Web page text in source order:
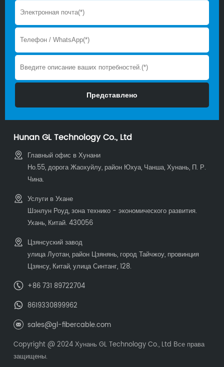
Hunan GL Technology Co., Ltd
Главный офис в Хунани
Но.55, дорога Жаохуйлу, район Юхуа, Чанша, Хунань, П. Р.
Чина.
Услуги в Ухане
Шэнлун Роуд, зона технико - экономического развития.
Ухань, Китай. 430056
Цзянсуский завод
улица Луотан, район Цзянянь, город Тайчжоу, провинция
Цзянсу, Китай, улица Синтанг, 128.
+86 731 89722704
8619330899962
sales@gl-fibercable.com
Copyright @ 2024 Хунань GL Technology Co., Ltd Все права
защищены.